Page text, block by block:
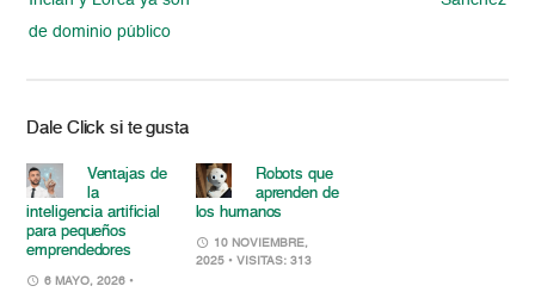
de dominio público
Dale Click si te gusta
Ventajas de
la
inteligencia artificial
para pequeños
emprendedores
6 MAYO, 2026 •
Robots que
aprenden de
los humanos
10 NOVIEMBRE,
2025 • VISITAS: 313